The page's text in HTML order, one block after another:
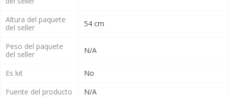
Altura del paquete
del seller
54 cm
Peso del paquete
del seller
N/A
Es kit
No
Fuente del producto
N/A